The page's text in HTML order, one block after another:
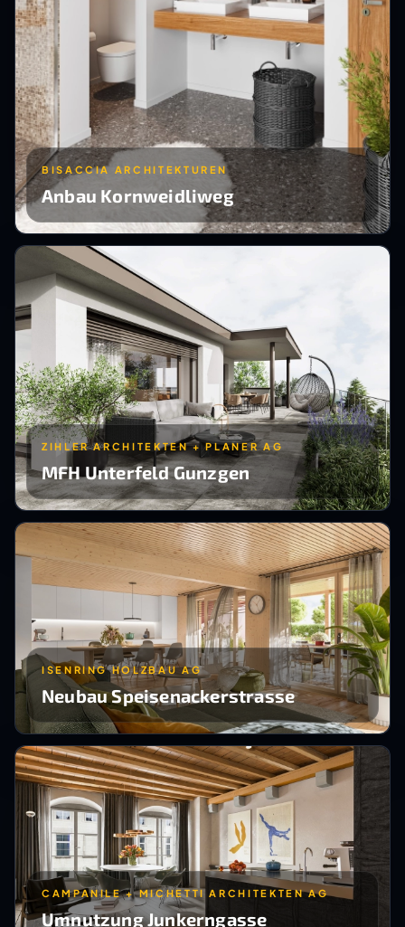
BISACCIA ARCHITEKTUREN
Anbau Kornweidliweg
ZIHLER ARCHITEKTEN + PLANER AG
MFH Unterfeld Gunzgen
ISENRING HOLZBAU AG
Neubau Speisenackerstrasse
CAMPANILE + MICHETTI ARCHITEKTEN AG
Umnutzung Junkerngasse